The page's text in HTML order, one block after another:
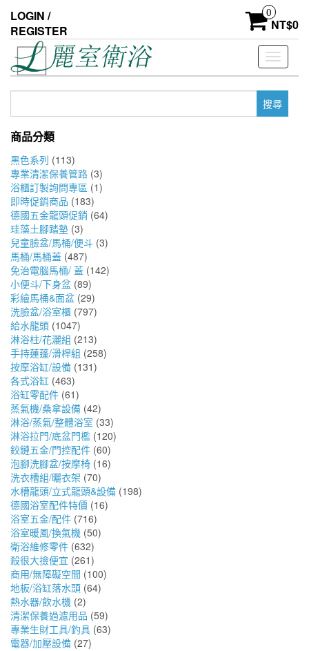
the
content
LOGIN /
REGISTER
0
NT$0
Toggle
鍵
商品分類
黑色系列 (113)
專業清潔保養管路 (3)
浴櫃訂製詢問專區 (1)
即時促銷商品 (183)
德國五金龍頭促銷 (64)
珪藻土腳踏墊 (3)
兒童臉盆/馬桶/便斗 (3)
馬桶/馬桶蓋 (487)
免治電腦馬桶/ 蓋 (142)
小便斗/下身盆 (89)
彩繪馬桶&面盆 (29)
洗臉盆/浴室櫃 (797)
給水龍頭 (1047)
淋浴柱/花灑組 (213)
手持蓮蓬/滑桿組 (258)
按摩浴缸/設備 (131)
各式浴缸 (463)
浴缸零配件 (61)
蒸氣機/桑拿設備 (42)
淋浴/蒸氣/整體浴室 (33)
淋浴拉門/底盆門檻 (120)
鉸鏈五金/門控配件 (60)
泡腳洗腳盆/按摩椅 (16)
洗衣槽組/曬衣架 (70)
水槽龍頭/立式龍頭&設備 (198)
德國浴室配件特價 (16)
浴室五金/配件 (716)
浴室暖風/換氣機 (50)
衛浴維修零件 (632)
殺很大撿便宜 (261)
商用/無障礙空間 (100)
地板/浴缸落水頭 (64)
熱水器/飲水機 (2)
清潔保養過濾用品 (59)
專業生財工具/釣具 (63)
電器/加壓設備 (27)